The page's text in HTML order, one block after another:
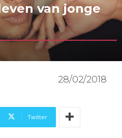
van jonge
28/02/2018
Twitter